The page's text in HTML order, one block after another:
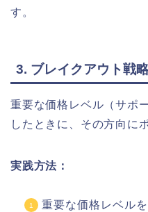
す。
3. ブレイクアウト戦
重要な価格レベル（サポ
したときに、その方向に
実践方法：
重要な価格レベル